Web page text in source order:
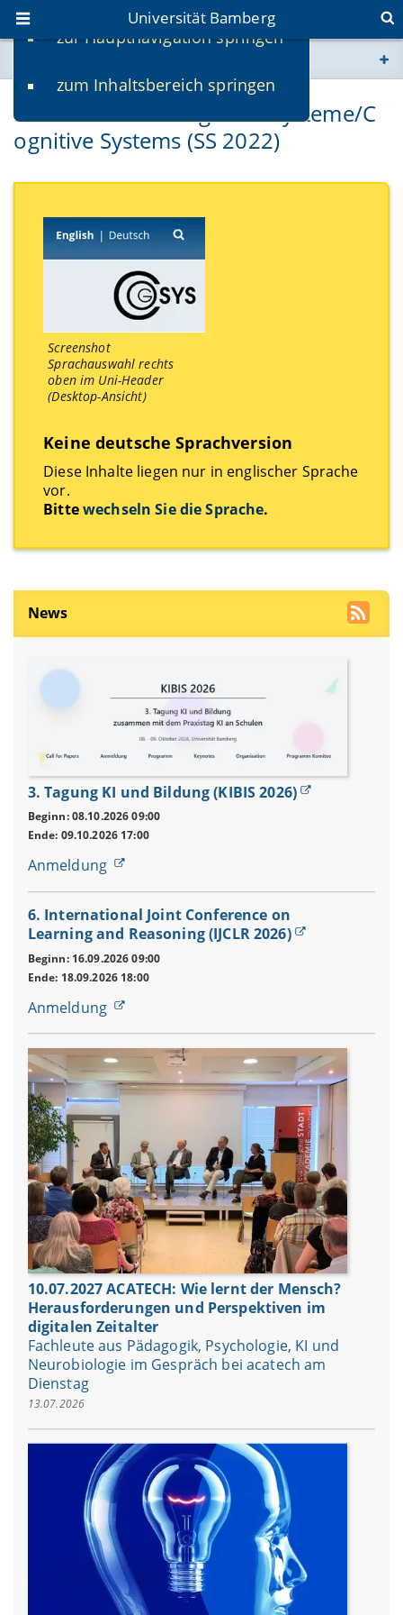
zur Hauptnavigation springen
zum Inhaltsbereich springen
Universität Bamberg
www.uni-bamberg.de
univis.uni-bamberg.de
fis.uni-bamberg.de
Masterseminar Kognitive Systeme/C
ognitive Systems (SS 2022)
Screenshot
Sprachauswahl rechts
oben im Uni-Header
(Desktop-Ansicht)
Keine deutsche Sprachversion
Diese Inhalte liegen nur in englischer Sprache
vor.
Bittewechseln Sie die Sprache.
News
3. Tagung KI und Bildung (KIBIS 2026)
Beginn: 08.10.2026 09:00
Ende: 09.10.2026 17:00
Anmeldung
6. International Joint Conference on
Learning and Reasoning (IJCLR 2026)
Beginn: 16.09.2026 09:00
Ende: 18.09.2026 18:00
Anmeldung
10.07.2027 ACATECH: Wie lernt der Mensch?
Herausforderungen und Perspektiven im
digitalen Zeitalter
Fachleute aus Pädagogik, Psychologie, KI und
Neurobiologie im Gespräch bei acatech am
Dienstag
13.07.2026